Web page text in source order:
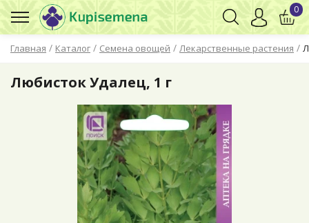
Главная / Каталог / Семена овощей / Лекарственные растения /
0
Любисток Удалец, 1 г